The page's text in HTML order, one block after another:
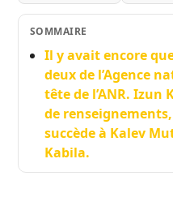
SOMMAIRE
Il y avait encore
deux de l’Agence
tête de l’ANR. Izun
de
succède à Kalev
Kabila.